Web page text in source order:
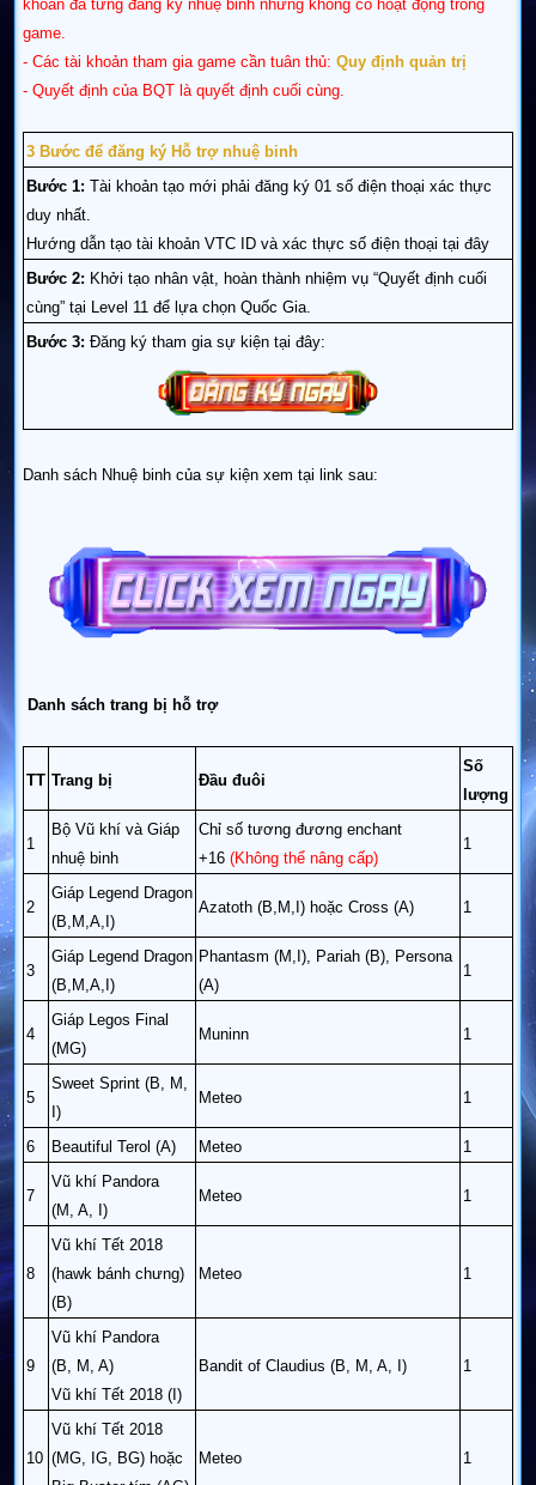
khoản đã từng đăng ký nhuệ binh nhưng không có hoạt động trong
game.
- Các tài khoản tham gia game cần tuân thủ: Quy định quản trị
- Quyết định của BQT là quyết định cuối cùng.
3 Bước để đăng ký Hỗ trợ nhuệ binh
Bước 1: Tài khoản tạo mới phải đăng ký 01 số điện thoại xác thực
duy nhất.
Hướng dẫn tạo tài khoản VTC ID và xác thực số điện thoại tại đây
Bước 2: Khởi tạo nhân vật, hoàn thành nhiệm vụ “Quyết định cuối
cùng” tại Level 11 để lựa chọn Quốc Gia.
Bước 3: Đăng ký tham gia sự kiện tại đây:
Danh sách Nhuệ binh của sự kiện xem tại link sau:
Danh sách trang bị hỗ trợ
TT Trang bị Đầu đuôi
Số
lượng
1
Bộ Vũ khí và Giáp
nhuệ binh
Chỉ số tương đương enchant
+16 (Không thể nâng cấp)
1
2
Giáp Legend Dragon
(B,M,A,I)
Azatoth (B,M,I) hoặc Cross (A) 1
3
Giáp Legend Dragon
(B,M,A,I)
Phantasm (M,I), Pariah (B), Persona
(A)
1
4
Giáp Legos Final
(MG)
Muninn 1
5
Sweet Sprint (B, M,
I)
Meteo 1
6 Beautiful Terol (A) Meteo 1
7
Vũ khí Pandora
(M, A, I)
Meteo 1
8
Vũ khí Tết 2018
(hawk bánh chưng)
(B)
Meteo 1
9
Vũ khí Pandora
(B, M, A)
Vũ khí Tết 2018 (I)
Bandit of Claudius (B, M, A, I) 1
10
Vũ khí Tết 2018
(MG, IG, BG) hoặc
Meteo 1